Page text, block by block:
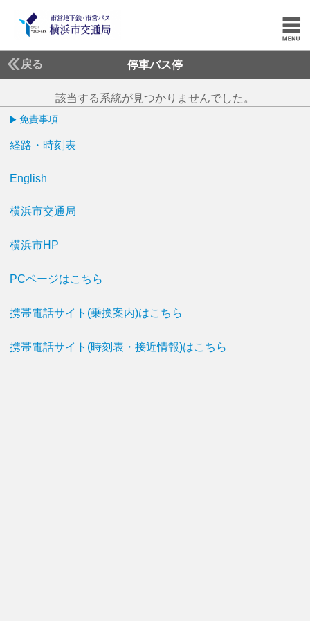
戻る 停車バス停
該当する系統が見つかりませんでした。
免責事項
経路・時刻表
English
横浜市交通局
横浜市HP
PCページはこちら
携帯電話サイト(乗換案内)はこちら
携帯電話サイト(時刻表・接近情報)はこちら